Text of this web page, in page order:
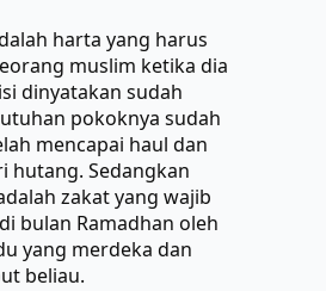
harta yang harus
muslim ketika dia
dinyatakan sudah
pokoknya sudah
mencapai haul dan
hutang. Sedangkan
zakat yang wajib
bulan Ramadhan oleh
yang merdeka dan
beliau.